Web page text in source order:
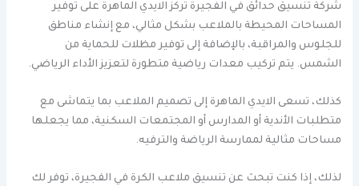
شركة تنسيق حدائق في الفجيرة تركز الايدي الماهرة على توفير
المساحات المحيطة بالملاعب بشكل مثالي، مع إنشاء مناطق
للجلوس والمراقبة، بالإضافة إلى توفير مظلات للحماية من
الشمس. يتم تركيب معدات رياضية متطورة لتعزيز الأداء الرياضي.
كذلك، تسعى الايدي الماهرة إلى تصميم الملاعب بما يتماشى مع
متطلبات الأندية أو المدارس أو المجتمعات السكنية، مما يجعلها
مساحات مثالية لممارسة الرياضة والترفيه.
لذلك، إذا كنت تبحث عن تنسيق ملاعب الكرة في الفجيرة، توفر لك